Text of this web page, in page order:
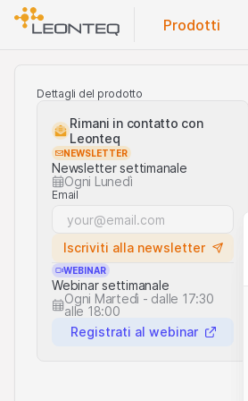
Prodotti
Dettagli del prodotto
Rimani in contatto con
Leonteq
NEWSLETTER
Newsletter settimanale
Ogni Lunedì
Email
Iscriviti alla newsletter
WEBINAR
Webinar settimanale
Ogni Martedì - dalle 17:30
alle 18:00
Registrati al webinar